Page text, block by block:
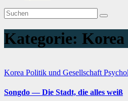
Kategorie: Korea
Korea Politik und Gesellschaft
Songdo — Die Stadt, die alles weiß